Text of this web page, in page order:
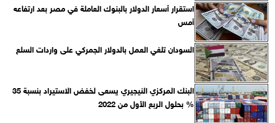
استقرار أسعار الدولار بالبنوك العاملة في مصر بعد ارتفاعه
أمس
السودان تلغي العمل بالدولار الجمركي على واردات السلع
البنك المركزي النيجيري يسعى لخفض الاستيراد بنسبة 35
% بحلول الربع الأول من 2022